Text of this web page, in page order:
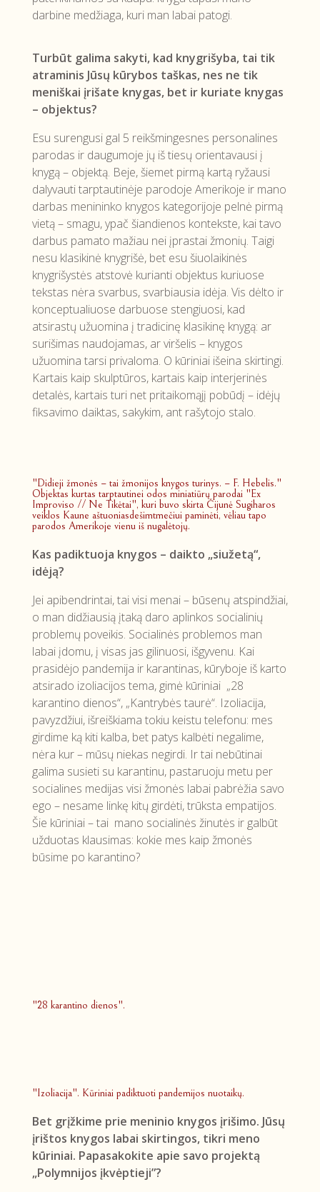
darbine medžiaga, kuri man labai patogi.
Turbūt galima sakyti, kad knygrišyba, tai tik
atraminis Jūsų kūrybos taškas, nes ne tik
meniškai įrišate knygas, bet ir kuriate knygas
– objektus?
Esu surengusi gal 5 reikšmingesnes personalines
parodas ir daugumoje jų iš tiesų orientavausi į
knygą – objektą. Beje, šiemet pirmą kartą ryžausi
dalyvauti tarptautinėje parodoje Amerikoje ir mano
darbas menininko knygos kategorijoje pelnė pirmą
vietą – smagu, ypač šiandienos kontekste, kai tavo
darbus pamato mažiau nei įprastai žmonių. Taigi
nesu klasikinė knygrišė, bet esu šiuolaikinės
knygrišystės atstovė kurianti objektus kuriuose
tekstas nėra svarbus, svarbiausia idėja. Vis dėlto ir
konceptualiuose darbuose stengiuosi, kad
atsirastų užuomina į tradicinę klasikinę knygą: ar
surišimas naudojamas, ar viršelis – knygos
užuomina tarsi privaloma. O kūriniai išeina skirtingi.
Kartais kaip skulptūros, kartais kaip interjerinės
detalės, kartais turi net pritaikomąjį pobūdį – idėjų
fiksavimo daiktas, sakykim, ant rašytojo stalo.
"Didieji žmonės – tai žmonijos knygos turinys. – F. Hebelis."
Objektas kurtas tarptautinei odos miniatiūrų parodai "Ex
Improviso // Ne Tikėtai", kuri buvo skirta Čijunė Sugiharos
veiklos Kaune aštuoniasdešimtmečiui paminėti, vėliau tapo
parodos Amerikoje vienu iš nugalėtojų.
Kas padiktuoja knygos – daikto „siužetą“,
idėją?
Jei apibendrintai, tai visi menai – būsenų atspindžiai,
o man didžiausią įtaką daro aplinkos socialinių
problemų poveikis. Socialinės problemos man
labai įdomu, į visas jas gilinuosi, išgyvenu. Kai
prasidėjo pandemija ir karantinas, kūryboje iš karto
atsirado izoliacijos tema, gimė kūriniai „28
karantino dienos“, „Kantrybės taurė“. Izoliacija,
pavyzdžiui, išreiškiama tokiu keistu telefonu: mes
girdime ką kiti kalba, bet patys kalbėti negalime,
nėra kur – mūsų niekas negirdi. Ir tai nebūtinai
galima susieti su karantinu, pastaruoju metu per
socialines medijas visi žmonės labai pabrėžia savo
ego – nesame linkę kitų girdėti, trūksta empatijos.
Šie kūriniai – tai mano socialinės žinutės ir galbūt
užduotas klausimas: kokie mes kaip žmonės
būsime po karantino?
"28 karantino dienos".
"Izoliacija". Kūriniai padiktuoti pandemijos nuotaikų.
Bet grįžkime prie meninio knygos įrišimo. Jūsų
įrištos knygos labai skirtingos, tikri meno
kūriniai. Papasakokite apie savo projektą
„Polymnijos įkvėptieji”?